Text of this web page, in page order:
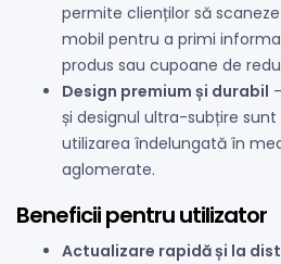
permite clienților să
mobil pentru a primi
produs sau cupoane de
Design premium și durabil
și designul ultra-subțire
utilizarea îndelungată în
aglomerate.
Beneficii pentru utilizator
Actualizare rapidă și la